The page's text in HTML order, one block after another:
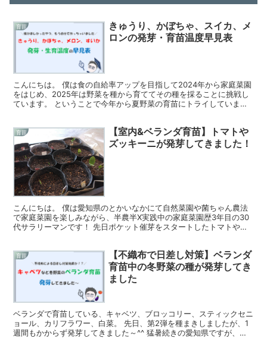
育苗
きゅうり、かぼちゃ、スイカ、メ
ロンの発芽・育苗温度早見表
こんにちは。 僕は食の自給率アップを目指して2024年から家庭菜園
をはじめ、2025年は野菜を種から育ててその種を採ることに挑戦し
ています。 ということで今年から夏野菜の育苗にトライしていま
育苗
【室内&ベランダ育苗】トマトや
ズッキーニが発芽してきました！
こんにちは。 僕は愛知県のとかいなかにて自然菜園や菌ちゃん農法
で家庭菜園を楽しみながら、半農半X実践中の家庭菜園歴3年目の30
代サラリーマンです！ 先日ポケット催芽をスタートしたトマトやズ
育苗
【不織布で日差し対策】ベランダ
育苗中の冬野菜の種が発芽してき
ました
ベランダで育苗している、キャベツ、ブロッコリー、スティックセニ
ョール、カリフラワー、白菜。 先日、第2弾を種まきしましたが、1
週間もかからず発芽してきました～^^ 猛暑続きの愛知県ですが、不